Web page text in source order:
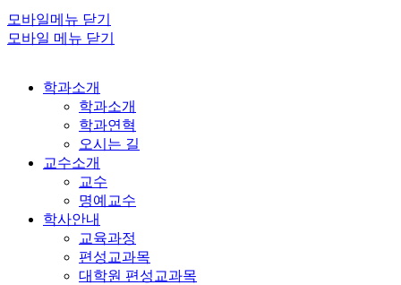
모바일메뉴 닫기
모바일 메뉴 닫기
학과소개
학과소개
학과연혁
오시는 길
교수소개
교수
명예교수
학사안내
교육과정
편성교과목
대학원 편성교과목